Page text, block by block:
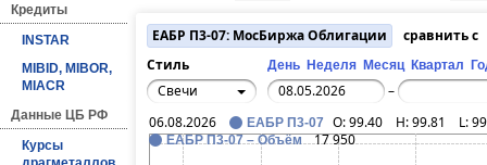
Кредиты
INSTAR
MIBID, MIBOR,
MIACR
Данные ЦБ РФ
Курсы
ЕАБР П3-07: МосБиржа Облигации
сравнить с
Стиль
День Неделя Месяц Квартал
Свечи
–
06.08.2026
ЕАБР П3-07 O:99.40 H:99.81 L:
ЕАБР П3-07 – Объём 17 950